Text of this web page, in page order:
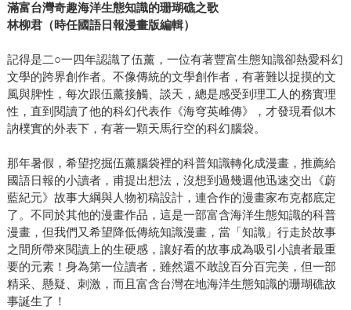
滿富台灣奇趣海洋生態知識的珊瑚礁之歌
林柳君（時任國語日報漫畫版編輯）
記得是二○一四年認識了伍薰，一位有著豐富生態知識卻熱愛科幻
文學的跨界創作者。不像傳統的文學創作者，有著難以捉摸的文
風與脾性，每次跟伍薰接觸、談天，總是感受到理工人的務實理
性，直到閱讀了他的科幻代表作《海穹英雌傳》，才發現看似木
訥樸實的外表下，有著一顆天馬行空的科幻腦袋。
那年暑假，希望挖掘伍薰腦袋裡的科普知識轉化成漫畫，推薦給
國語日報的小讀者，甫提出想法，沒想到過幾週他迅速交出《蔚
藍紀元》故事大綱與人物初稿設計，連合作的漫畫家布克都底定
了。不同於其他的漫畫作品，這是一部富含海洋生態知識的科普
漫畫，但我們又希望降低傳統知識漫畫，當「知識」行走於故事
之間所帶來閱讀上的生硬感，讓好看的故事成為吸引小讀者最重
要的元素！身為第一位讀者，雖然還不敢說百分百完美，但一部
精采、懸疑、刺激，而且富含台灣在地海洋生態知識的珊瑚礁故
事誕生了！